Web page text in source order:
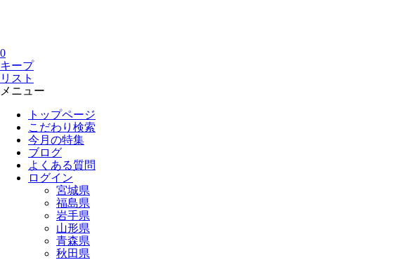
0
キープ
リスト
メニュー
トップページ
こだわり検索
今月の特集
ブログ
よくある質問
ログイン
宮城県
福島県
岩手県
山形県
青森県
秋田県